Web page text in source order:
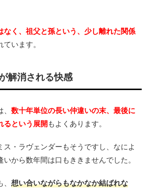
なく、祖父と孫という、少し離れた関係
います。
解消される快感
数十年単位の長い仲違いの末、最後に
るという展開もよくあります。
ス・ラヴェンダーもそうですし、なによ
いから数年間は口もききませんでした。
想い合いながらもなかなか結ばれな